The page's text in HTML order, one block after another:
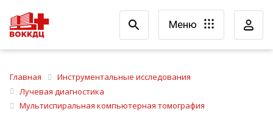
Меню
Главная
Инструментальные исследования
Лучевая диагностика
Мультиспиральная компьютерная томография